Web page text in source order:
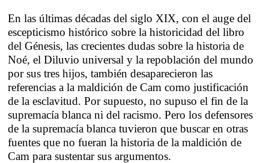
En las últimas décadas del siglo XIX, con el auge del
escepticismo histórico sobre la historicidad del libro
del Génesis, las crecientes dudas sobre la historia de
Noé, el Diluvio universal y la repoblación del mundo
por sus tres hijos, también desaparecieron las
referencias a la maldición de Cam como justificación
de la esclavitud. Por supuesto, no supuso el fin de la
supremacía blanca ni del racismo. Pero los defensores
de la supremacía blanca tuvieron que buscar en otras
fuentes que no fueran la historia de la maldición de
Cam para sustentar sus argumentos.